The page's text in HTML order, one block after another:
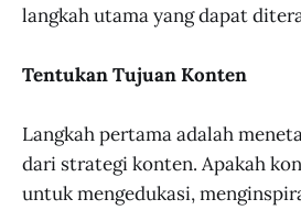
langkah utama yang dapat
Tentukan Tujuan Konten
Langkah pertama adalah
dari strategi konten. Apakah
untuk mengedukasi,